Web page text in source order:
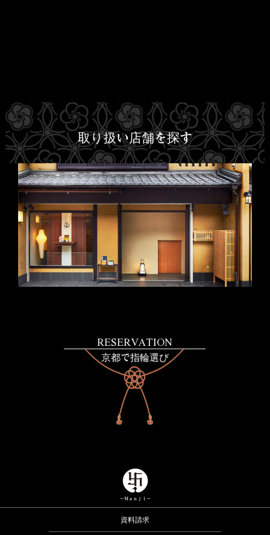
取り扱い店舗を探す
RESERVATION
京都で指輪選び
資料請求